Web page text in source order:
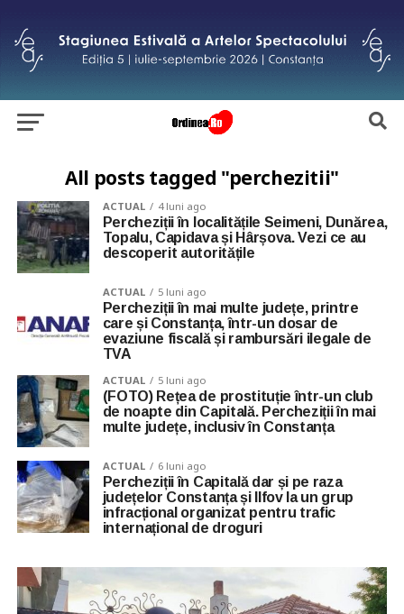
All posts tagged "perchezitii"
ACTUAL 4 luni ago
Percheziții în localitățile Seimeni, Dunărea,
Topalu, Capidava și Hârșova. Vezi ce au
descoperit autoritățile
ACTUAL 5 luni ago
Percheziții în mai multe județe, printre
care și Constanța, într-un dosar de
evaziune fiscală și rambursări ilegale de
TVA
ACTUAL 5 luni ago
(FOTO) Rețea de prostituție într-un club
de noapte din Capitală. Percheziții în mai
multe județe, inclusiv în Constanța
ACTUAL 6 luni ago
Percheziții în Capitală dar și pe raza
județelor Constanța și Ilfov la un grup
infracțional organizat pentru trafic
internațional de droguri